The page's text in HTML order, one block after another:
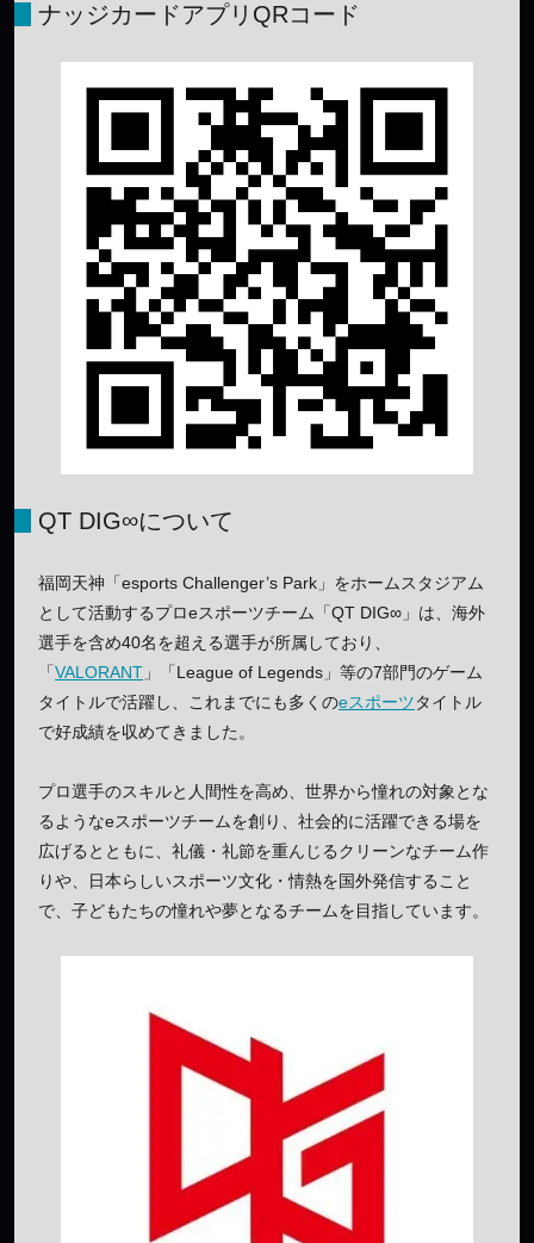
ナッジカードアプリQRコード
QT DIG∞について
福岡天神「esports Challenger’s Park」をホームスタジアム
として活動するプロeスポーツチーム「QT DIG∞」は、海外
選手を含め40名を超える選手が所属しており、
「VALORANT 」「League of Legends」等の7部門のゲーム
タイトルで活躍し、これまでにも多くのeスポーツタイトル
で好成績を収めてきました。
プロ選手のスキルと人間性を高め、世界から憧れの対象とな
るようなeスポーツチームを創り、社会的に活躍できる場を
広げるとともに、礼儀・礼節を重んじるクリーンなチーム作
りや、日本らしいスポーツ文化・情熱を国外発信すること
で、子どもたちの憧れや夢となるチームを目指しています。